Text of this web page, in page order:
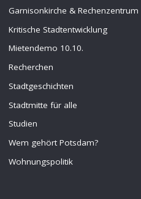
Garnisonkirche & Rechenzentrum
Kritische Stadtentwicklung
Mietendemo 10.10.
Recherchen
Stadtgeschichten
Stadtmitte für alle
Studien
Wem gehört Potsdam?
Wohnungspolitik